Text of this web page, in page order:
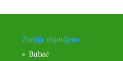
Zadnje objavljeno
Buhač